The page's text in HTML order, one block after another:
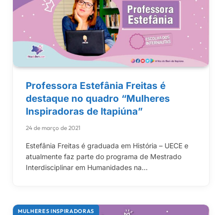
Professora Estefânia Freitas é
destaque no quadro “Mulheres
Inspiradoras de Itapiúna”
24 de março de 2021
Estefânia Freitas é graduada em História – UECE e
atualmente faz parte do programa de Mestrado
Interdisciplinar em Humanidades na…
MULHERES INSPIRADORAS